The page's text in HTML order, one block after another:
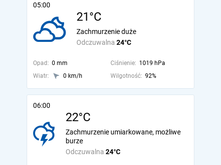
05:00
21°C
Odczuwalna 24°C
Zachmurzenie duże
Opad: 0 mm Ciśnienie: 1019 hPa
Wiatr:
0 km/h Wilgotność: 92%
06:00
22°C
Odczuwalna 24°C
Zachmurzenie umiarkowane, możliwe
burze